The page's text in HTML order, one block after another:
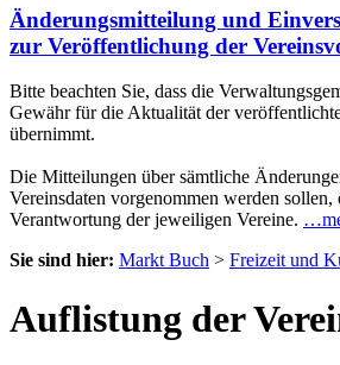
Änderungsmitteilung und
zur Veröffentlichung der
Bitte beachten Sie, dass die
Gewähr für die Aktualität der
übernimmt.
Die Mitteilungen über sämtliche
Vereinsdaten vorgenommen werden sollen,
Verantwortung der jeweiligen Vereine.
Sie sind hier: Markt Buch > Freizeit und
Auflistung der